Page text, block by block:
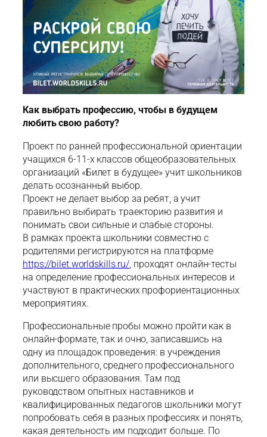
Как выбрать профессию, чтобы в будущем
любить свою работу?
Проект по ранней профессиональной ориентации
учащихся 6-11-х классов общеобразовательных
организаций «Билет в будущее» учит школьников
делать осознанный выбор.
Проект не делает выбор за ребят, а учит
правильно выбирать траекторию развития и
понимать свои сильные и слабые стороны.
В рамках проекта школьники совместно с
родителями регистрируются на платформе
https://bilet.worldskills.ru/ , проходят онлайн-тесты
на определение профессиональных интересов и
участвуют в практических профориентационных
мероприятиях.
Профессиональные пробы можно пройти как в
онлайн-формате, так и очно, записавшись на
одну из площадок проведения: в учреждения
дополнительного, среднего профессионального
или высшего образования. Там под
руководством опытных наставников и
квалифицированных педагогов школьники могут
попробовать себя в разных профессиях и понять,
какая деятельность им подходит больше. По